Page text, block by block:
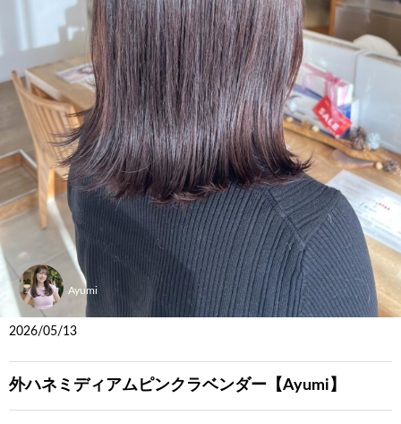
Ayumi
2026/05/13
外ハネミディアムピンクラベンダー【Ayumi】